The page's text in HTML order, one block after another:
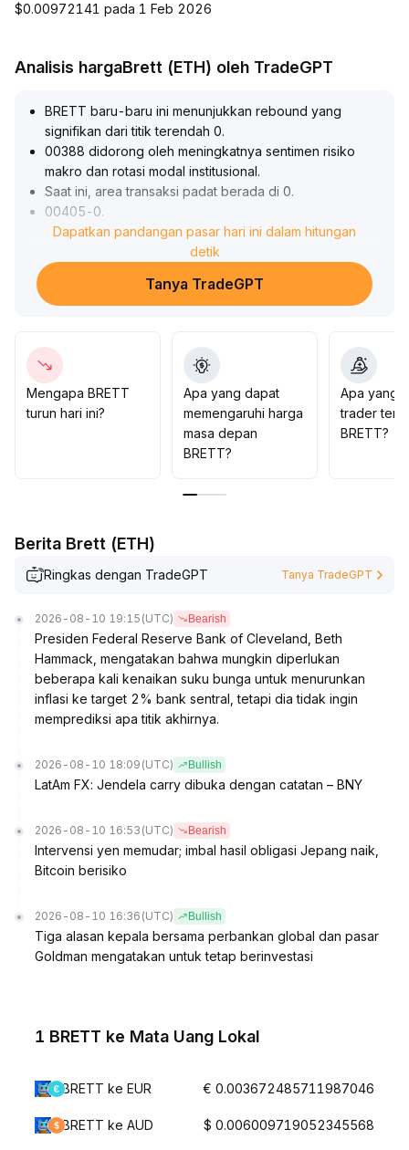
$0.00972141 pada 1 Feb 2026
Analisis hargaBrett (ETH) oleh TradeGPT
BRETT baru-baru ini menunjukkan rebound yang
signifikan dari titik terendah 0.
00388 didorong oleh meningkatnya sentimen risiko
makro dan rotasi modal institusional.
Saat ini, area transaksi padat berada di 0.
00405-0.
00420, menunjukkan keinginan pertahanan sementara
Secara teknikal, 0
00403 menjadi dukungan penting jangka pendek; jika
Saran strategi: Perhatikan level kunci 0
00400 di bawah, jika didukung oleh volume, maka
kemungkinan menembus 0
00430 akan meningkat di masa depan.
Disarankan untuk melakukan jual beli di dalam kisaran
dan mengambil posisi saat harga rendah
Dapatkan pandangan pasar hari ini dalam hitungan
detik
Tanya TradeGPT
Mengapa BRETT
turun hari ini?
Apa yang dapat
memengaruhi harga
masa depan
BRETT?
Apa yang
trader
BRETT?
Berita Brett (ETH)
Ringkas dengan TradeGPT Tanya TradeGPT
2026-08-10 19:15 (UTC) Bearish
Presiden Federal Reserve Bank of Cleveland, Beth
Hammack, mengatakan bahwa mungkin diperlukan
beberapa kali kenaikan suku bunga untuk menurunkan
inflasi ke target 2% bank sentral, tetapi dia tidak ingin
memprediksi apa titik akhirnya.
2026-08-10 18:09 (UTC) Bullish
LatAm FX: Jendela carry dibuka dengan catatan – BNY
2026-08-10 16:53 (UTC) Bearish
Intervensi yen memudar; imbal hasil obligasi Jepang naik,
Bitcoin berisiko
2026-08-10 16:36 (UTC) Bullish
Tiga alasan kepala bersama perbankan global dan pasar
Goldman mengatakan untuk tetap berinvestasi
1 BRETT ke Mata Uang Lokal
BRETT ke EUR € 0.003672485711987046
BRETT ke AUD $ 0.006009719052345568